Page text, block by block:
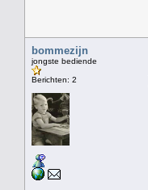
bommezijn
jongste bediende
Berichten: 2